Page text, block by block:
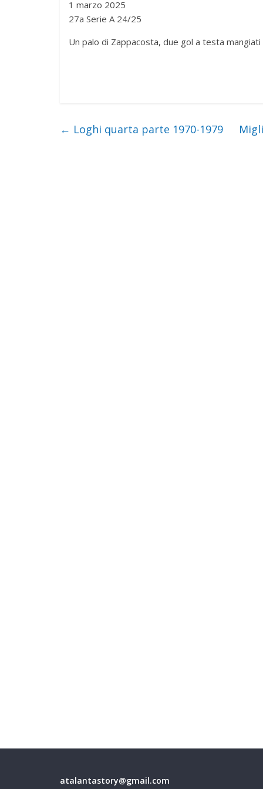
1 marzo 2025
27a Serie A 24/25
Un palo di Zappacosta, due gol a testa
← Loghi quarta parte 1970-1979
atalantastory@gmail.com